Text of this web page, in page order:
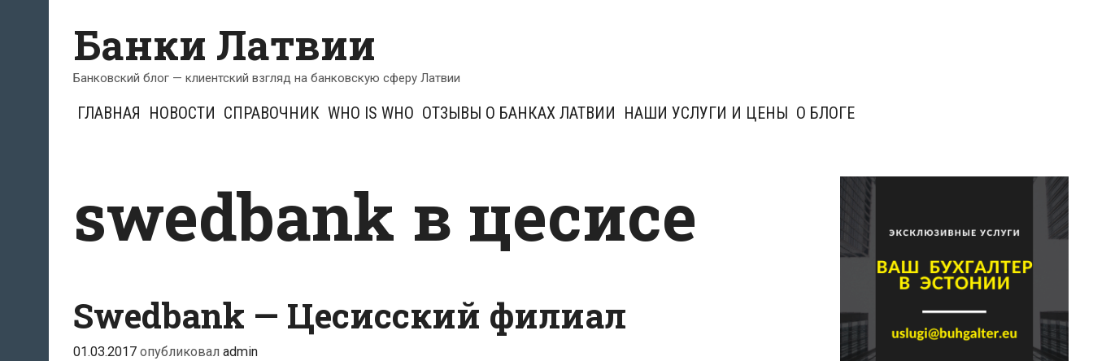
содержимому
Банки Латвии
Банковский блог — клиентский взгляд на банковскую сферу Латвии
ГЛАВНАЯ НОВОСТИ СПРАВОЧНИК WHO IS WHO ОТЗЫВЫ О БАНКАХ ЛАТВИИ НАШИ УСЛУГИ И ЦЕНЫ О БЛОГЕ
swedbank в цесисе
Swedbank — Цесисский филиал
01.03.2017 опубликовал admin